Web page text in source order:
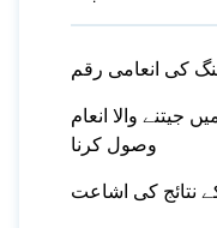
کی انعامی رقم
جیتنے والا انعام
وصول کرنا
نتائج کی اشاعت